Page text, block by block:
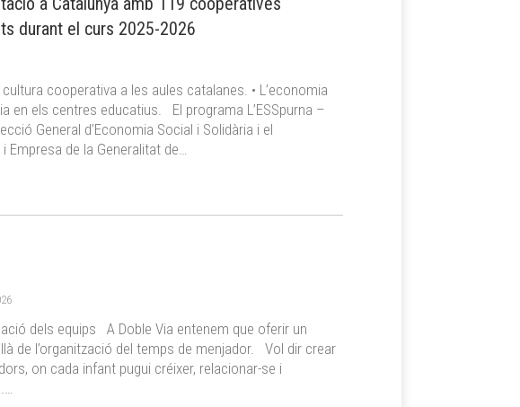
durant el curs 2025-2026
cooperativa a les aules catalanes. • L’economia
en els centres educatius. El programa L’ESSpurna –
General d’Economia Social i Solidària i el
Empresa de la Generalitat de…
dels equips A Doble Via entenem que oferir un
de l’organització del temps de menjador. Vol dir crear
on cada infant pugui créixer, relacionar-se i